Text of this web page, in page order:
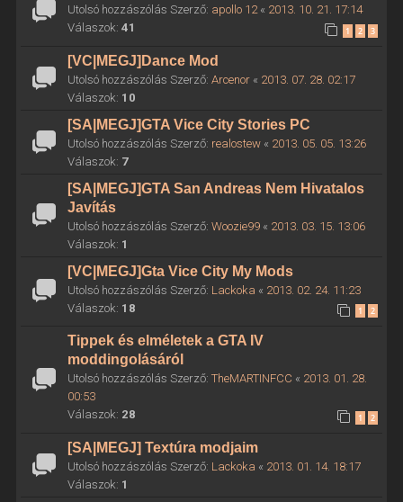
Utolsó hozzászólás Szerző: apollo 12« 2013. 10. 21. 17:14
Válaszok: 41 1 2 3
[VC|MEGJ]Dance Mod
Utolsó hozzászólás Szerző: Arcenor« 2013. 07. 28. 02:17
Válaszok: 10
[SA|MEGJ]GTA Vice City Stories PC
Utolsó hozzászólás Szerző: realostew« 2013. 05. 05. 13:26
Válaszok: 7
[SA|MEGJ]GTA San Andreas Nem Hivatalos
Javítás
Utolsó hozzászólás Szerző: Woozie99« 2013. 03. 15. 13:06
Válaszok: 1
[VC|MEGJ]Gta Vice City My Mods
Utolsó hozzászólás Szerző: Lackoka « 2013. 02. 24. 11:23
Válaszok: 18 1 2
Tippek és elméletek a GTA IV
moddingolásáról
Utolsó hozzászólás Szerző: TheMARTINFCC « 2013. 01. 28.
00:53
Válaszok: 28 1 2
[SA|MEGJ] Textúra modjaim
Utolsó hozzászólás Szerző: Lackoka « 2013. 01. 14. 18:17
Válaszok: 1